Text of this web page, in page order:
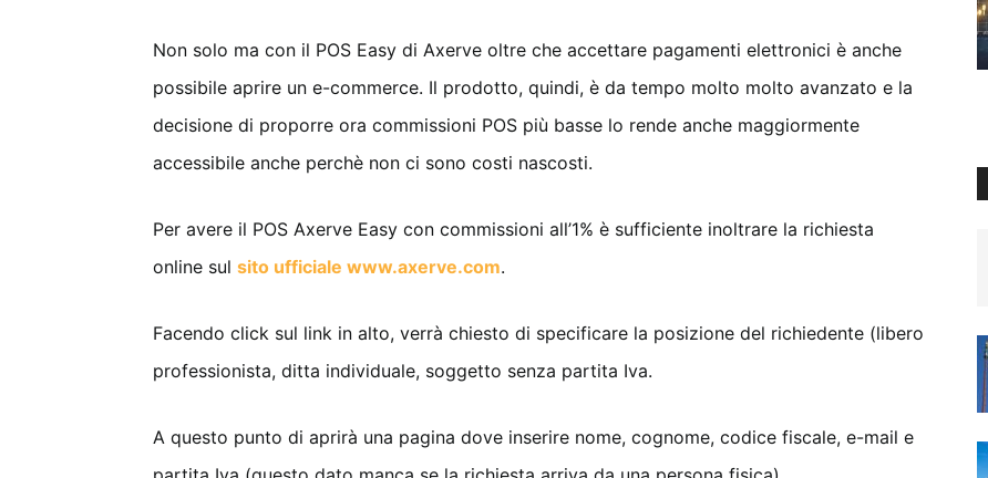
Non solo ma con il POS Easy di Axerve oltre che accettare pagamenti elettronici è anche
possibile aprire un e-commerce. Il prodotto, quindi, è da tempo molto molto avanzato e la
decisione di proporre ora commissioni POS più basse lo rende anche maggiormente
accessibile anche perchè non ci sono costi nascosti.
Per avere il POS Axerve Easy con commissioni all’1% è sufficiente inoltrare la richiesta
online sul sito ufficiale www.axerve.com.
Facendo click sul link in alto, verrà chiesto di specificare la posizione del richiedente (libero
professionista, ditta individuale, soggetto senza partita Iva.
A questo punto di aprirà una pagina dove inserire nome, cognome, codice fiscale, e-mail e